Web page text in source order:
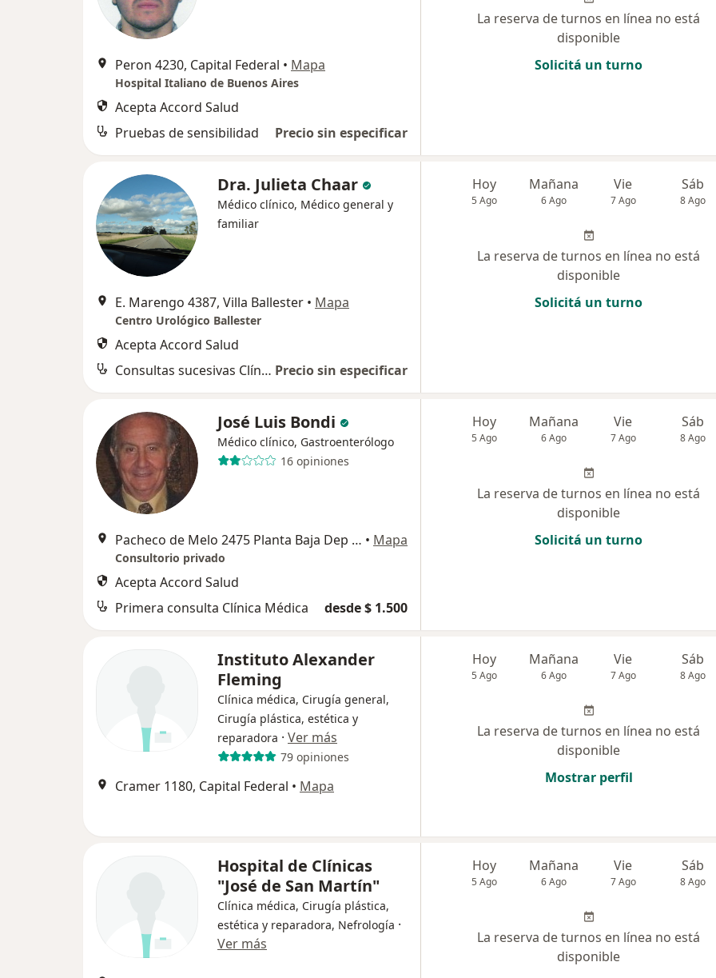
Peron 4230, Capital Federal • Mapa
Hospital Italiano de Buenos Aires
Acepta Accord Salud
Pruebas de sensibilidad
Precio sin especificar
La reserva de turnos en línea no está
disponible
Solicitá un turno
Dra. Julieta Chaar
Médico clínico, Médico general y
familiar
E. Marengo 4387, Villa Ballester • Mapa
Centro Urológico Ballester
Acepta Accord Salud
Consultas sucesivas Clínica Médica Precio sin especificar
Hoy
5 Ago
Mañana
6 Ago
Vie
7 Ago
Sáb
8 Ago
La reserva de turnos en línea no está
disponible
Solicitá un turno
José Luis Bondi
Médico clínico, Gastroenterólogo
16 opiniones
Pacheco de Melo 2475 Planta Baja Dep B, Capital Federal • Mapa
Consultorio privado
Acepta Accord Salud
Primera consulta Clínica Médica
desde $ 1.500
Hoy
5 Ago
Mañana
6 Ago
Vie
7 Ago
Sáb
8 Ago
La reserva de turnos en línea no está
disponible
Solicitá un turno
Instituto Alexander
Fleming
Clínica médica, Cirugía general,
Cirugía plástica, estética y
reparadora · Ver más
79 opiniones
Cramer 1180, Capital Federal • Mapa
Hoy
5 Ago
Mañana
6 Ago
Vie
7 Ago
Sáb
8 Ago
La reserva de turnos en línea no está
disponible
Mostrar perfil
Hospital de Clínicas
"José de San Martín"
Clínica médica, Cirugía plástica,
estética y reparadora, Nefrología ·
Ver más
Hoy
5 Ago
Mañana
6 Ago
Vie
7 Ago
Sáb
8 Ago
La reserva de turnos en línea no está
disponible